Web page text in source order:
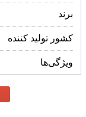
برند
کشور تولید کننده
ویژگی‌ها